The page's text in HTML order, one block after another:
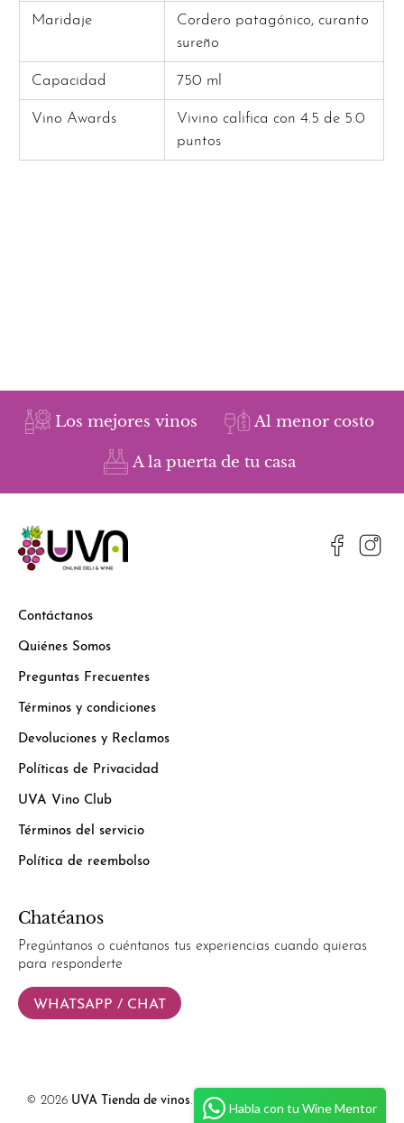
Maridaje
Cordero patagónico, curanto
sureño
Capacidad 750 ml
Vino Awards
Vivino califica con 4.5 de 5.0
puntos
Los mejores vinos Al menor costo
A la puerta de tu casa
Contáctanos
Quiénes Somos
Preguntas Frecuentes
Términos y condiciones
Devoluciones y Reclamos
Políticas de Privacidad
UVA Vino Club
Términos del servicio
Política de reembolso
Chatéanos
Pregúntanos o cuéntanos tus experiencias cuando quieras
para responderte
WHATSAPP / CHAT
© 2026 UVA Tienda de vinos. Powered byHabla con tu Wine Mentor